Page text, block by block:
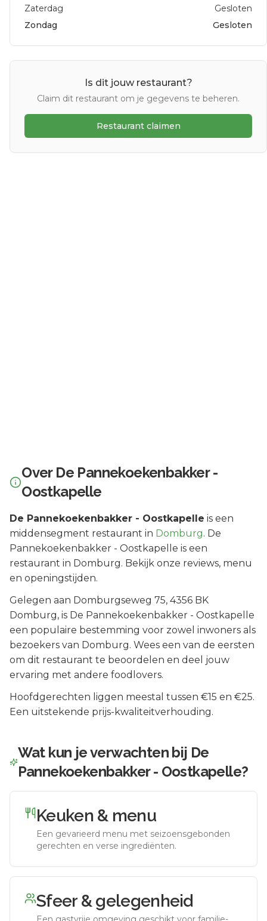
Zaterdag
Gesloten
Zondag
Gesloten
Is dit jouw restaurant?
Claim dit restaurant om je gegevens te beheren.
Restaurant claimen
Over De Pannekoekenbakker -
Oostkapelle
De Pannekoekenbakker - Oostkapelle is een
middensegment restaurant in Domburg. De
Pannekoekenbakker - Oostkapelle is een
restaurant in Domburg. Bekijk onze reviews, menu
en openingstijden.
Gelegen aan Domburgseweg 75, 4356 BK
Domburg, is De Pannekoekenbakker - Oostkapelle
een populaire bestemming voor zowel inwoners als
bezoekers van Domburg. Wees een van de eersten
om dit restaurant te beoordelen en deel jouw
ervaring met andere foodlovers.
Hoofdgerechten liggen meestal tussen €15 en €25.
Een uitstekende prijs-kwaliteitverhouding.
Wat kun je verwachten bij De
Pannekoekenbakker - Oostkapelle?
Keuken & menu
Een gevarieerd menu met seizoensgebonden
gerechten en verse ingrediënten.
Sfeer & gelegenheid